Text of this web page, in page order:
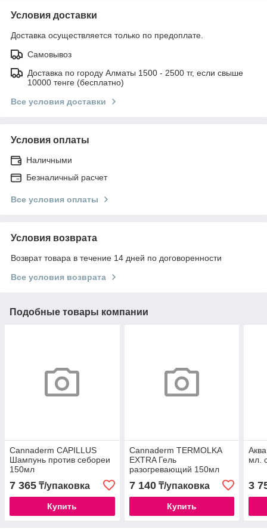
Условия доставки
Доставка осуществляется только по предоплате.
Самовывоз
Доставка по городу Алматы 1500 - 2500 тг, если свыше
10000 тенге (бесплатно)
Все условия доставки
Условия оплаты
Наличными
Безналичный расчет
Все условия оплаты
Условия возврата
Возврат товара в течение 14 дней по договоренности
Все условия возврата
Подобные товары компании
Cannaderm CAPILLUS
Шампунь против себореи
150мл
7 365 ₸/упаковка
Купить
Cannaderm TERMOLKA
EXTRA Гель
разогревающий 150мл
7 140₸/упаковка
Купить
мл.
3